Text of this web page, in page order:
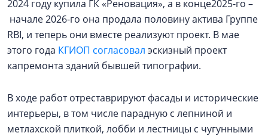
2024 году купила ГК «Реновация», а в конце2025-го –
начале 2026-го она продала половину актива Группе
RBI, и теперь они вместе реализуют проект. В мае
этого года КГИОП согласовал эскизный проект
капремонта зданий бывшей типографии.
В ходе работ отреставрируют фасады и исторические
интерьеры, в том числе парадную с лепниной и
метлахской плиткой, лобби и лестницы с чугунными